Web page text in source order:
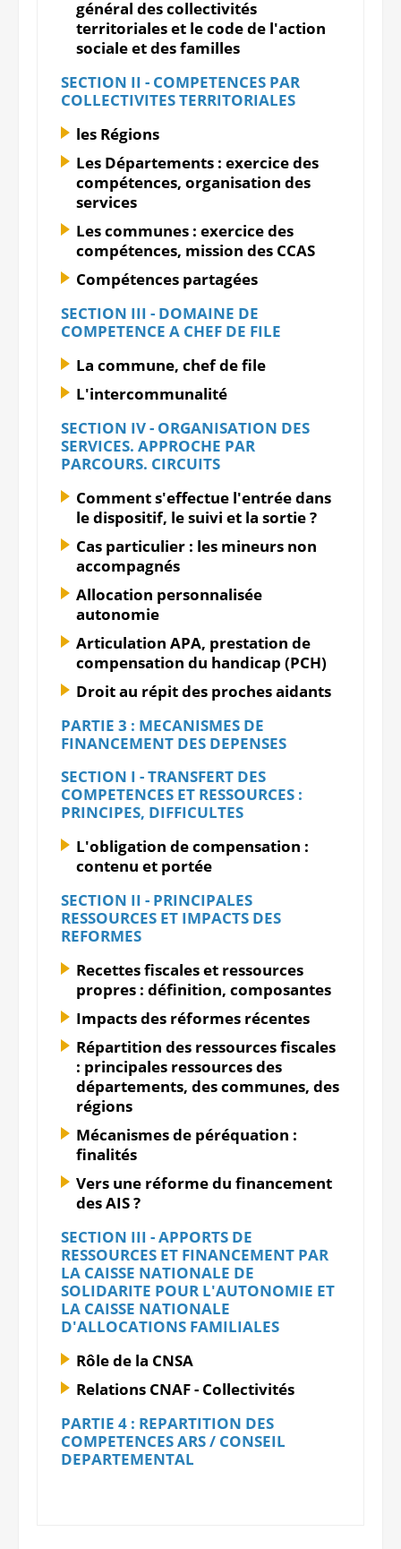
général des collectivités
territoriales et le code de l'action
sociale et des familles
SECTION II - COMPETENCES PAR
COLLECTIVITES TERRITORIALES
les Régions
Les Départements : exercice des
compétences, organisation des
services
Les communes : exercice des
compétences, mission des CCAS
Compétences partagées
SECTION III - DOMAINE DE
COMPETENCE A CHEF DE FILE
La commune, chef de file
L'intercommunalité
SECTION IV - ORGANISATION DES
SERVICES. APPROCHE PAR
PARCOURS. CIRCUITS
Comment s'effectue l'entrée dans
le dispositif, le suivi et la sortie ?
Cas particulier : les mineurs non
accompagnés
Allocation personnalisée
autonomie
Articulation APA, prestation de
compensation du handicap (PCH)
Droit au répit des proches aidants
PARTIE 3 : MECANISMES DE
FINANCEMENT DES DEPENSES
SECTION I - TRANSFERT DES
COMPETENCES ET RESSOURCES :
PRINCIPES, DIFFICULTES
L'obligation de compensation :
contenu et portée
SECTION II - PRINCIPALES
RESSOURCES ET IMPACTS DES
REFORMES
Recettes fiscales et ressources
propres : définition, composantes
Impacts des réformes récentes
Répartition des ressources fiscales
: principales ressources des
départements, des communes, des
régions
Mécanismes de péréquation :
finalités
Vers une réforme du financement
des AIS ?
SECTION III - APPORTS DE
RESSOURCES ET FINANCEMENT PAR
LA CAISSE NATIONALE DE
SOLIDARITE POUR L'AUTONOMIE ET
LA CAISSE NATIONALE
D'ALLOCATIONS FAMILIALES
Rôle de la CNSA
Relations CNAF - Collectivités
PARTIE 4 : REPARTITION DES
COMPETENCES ARS / CONSEIL
DEPARTEMENTAL